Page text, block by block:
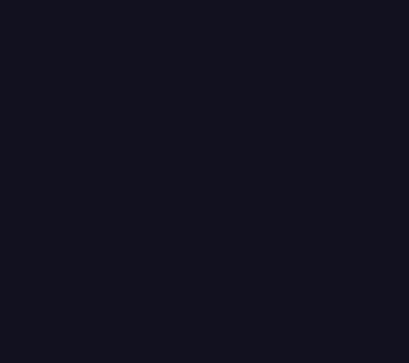
la percepción salarial cambia según ubicación,
End Developer: Datos